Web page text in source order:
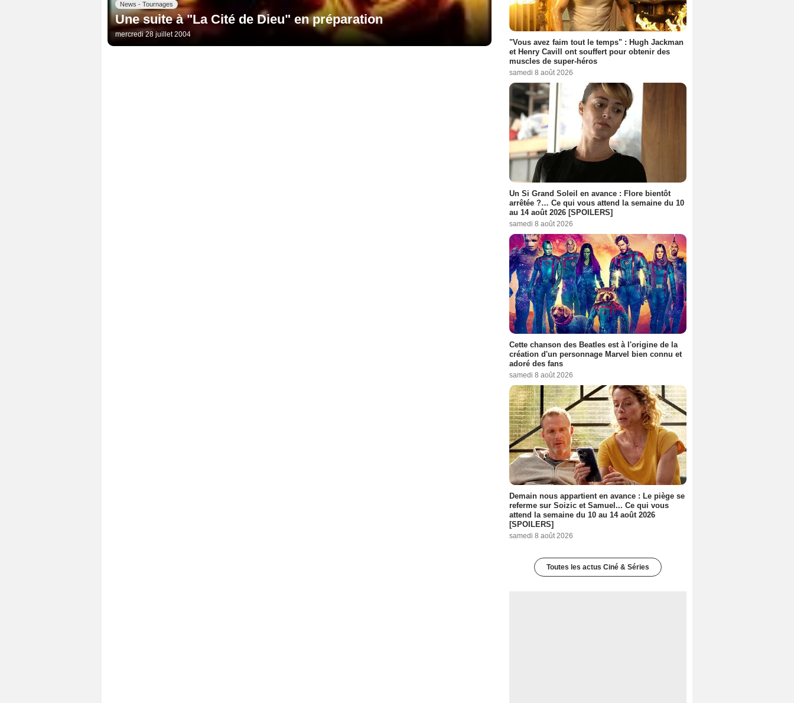
News - Tournages
Une suite à "La Cité de Dieu" en préparation
mercredi 28 juillet 2004
"Vous avez faim tout le temps" : Hugh Jackman
et Henry Cavill ont souffert pour obtenir des
muscles de super-héros
samedi 8 août 2026
Un Si Grand Soleil en avance : Flore bientôt
arrêtée ?… Ce qui vous attend la semaine du 10
au 14 août 2026 [SPOILERS]
samedi 8 août 2026
Cette chanson des Beatles est à l'origine de la
création d'un personnage Marvel bien connu et
adoré des fans
samedi 8 août 2026
Demain nous appartient en avance : Le piège se
referme sur Soizic et Samuel... Ce qui vous
attend la semaine du 10 au 14 août 2026
[SPOILERS]
samedi 8 août 2026
Toutes les actus Ciné & Séries